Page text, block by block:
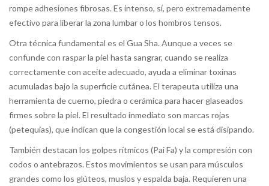
rompe adhesiones fibrosas. Es intenso, sí, pero extremadamente
efectivo para liberar la zona lumbar o los hombros tensos.
Otra técnica fundamental es el Gua Sha. Aunque a veces se
confunde con raspar la piel hasta sangrar, cuando se realiza
correctamente con aceite adecuado, ayuda a eliminar toxinas
acumuladas bajo la superficie cutánea. El terapeuta utiliza una
herramienta de cuerno, piedra o cerámica para hacer glaseados
firmes sobre la piel. El resultado inmediato son marcas rojas
(petequias), que indican que la congestión local se está disipando.
También destacan los golpes rítmicos (Pai Fa) y la compresión con
codos o antebrazos. Estos movimientos se usan para músculos
grandes como los glúteos, muslos y espalda baja. Requieren una